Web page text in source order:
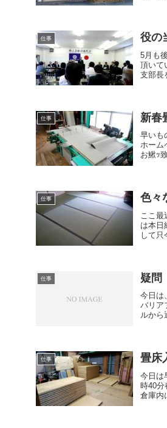
仕事 役の
5月も
頂いて
支部
仕事 新春
早いも
ホーム
お鰍ｯ
仕事 色々
ここ
は本日
して只
仕事 疑問
今日は
バリア
ルから
仕事 畳床
今日は
時40分
倉庫内